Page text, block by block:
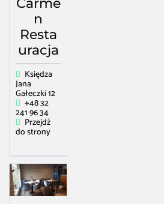
Carme
n
Resta
uracja
Księdza
Jana
Gałeczki 12
+48 32
241 96 34
Przejdź
do strony